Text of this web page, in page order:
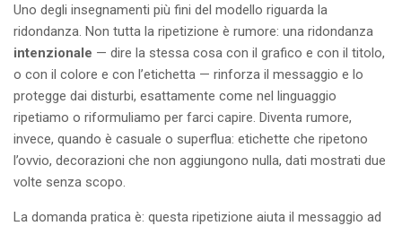
Uno degli insegnamenti più fini del modello riguarda la
ridondanza. Non tutta la ripetizione è rumore: una ridondanza
intenzionale — dire la stessa cosa con il grafico e con il titolo,
o con il colore e con l’etichetta — rinforza il messaggio e lo
protegge dai disturbi, esattamente come nel linguaggio
ripetiamo o riformuliamo per farci capire. Diventa rumore,
invece, quando è casuale o superflua: etichette che ripetono
l’ovvio, decorazioni che non aggiungono nulla, dati mostrati due
volte senza scopo.
La domanda pratica è: questa ripetizione aiuta il messaggio ad